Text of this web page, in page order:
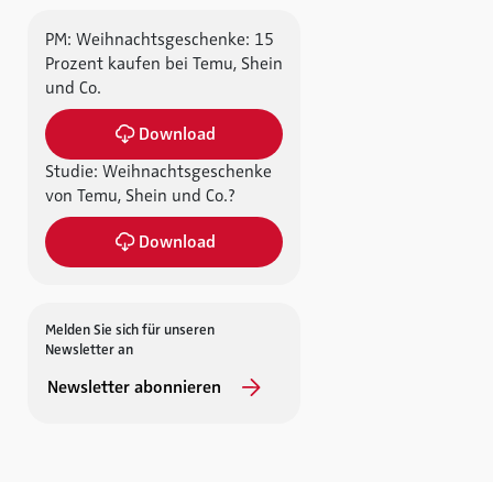
PM: Weihnachtsgeschenke: 15
Prozent kaufen bei Temu, Shein
und Co.
Download
Studie: Weihnachtsgeschenke
von Temu, Shein und Co.?
Download
Melden Sie sich für unseren
Newsletter an
Newsletter abonnieren